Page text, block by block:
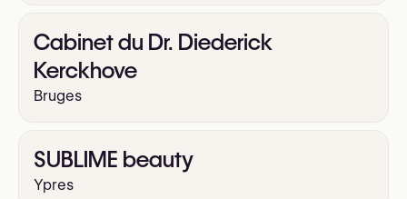
Cabinet du Dr. Diederick
Kerckhove
Bruges
SUBLIME beauty
Ypres